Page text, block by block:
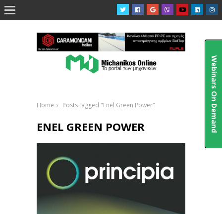

Home Posts tagged "Enel Green Power"
ENEL GREEN POWER Webinars On Demand